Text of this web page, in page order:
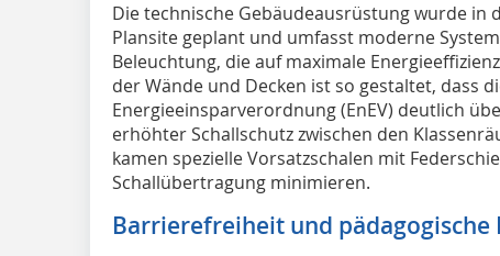
Die technische Gebäudeausrüstung wurde in
Plansite geplant und umfasst moderne
Beleuchtung, die auf maximale
der Wände und Decken ist so gestaltet, dass
Energieeinsparverordnung (EnEV) deutlich
erhöhter Schallschutz zwischen den
kamen spezielle Vorsatzschalen mit
Schallübertragung minimieren.
Barrierefreiheit und